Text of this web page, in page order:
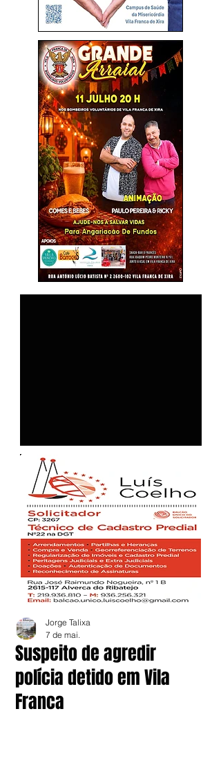
Suspeito de agredir
polícia detido em Vila
Franca
Jorge Talixa
7 de mai.